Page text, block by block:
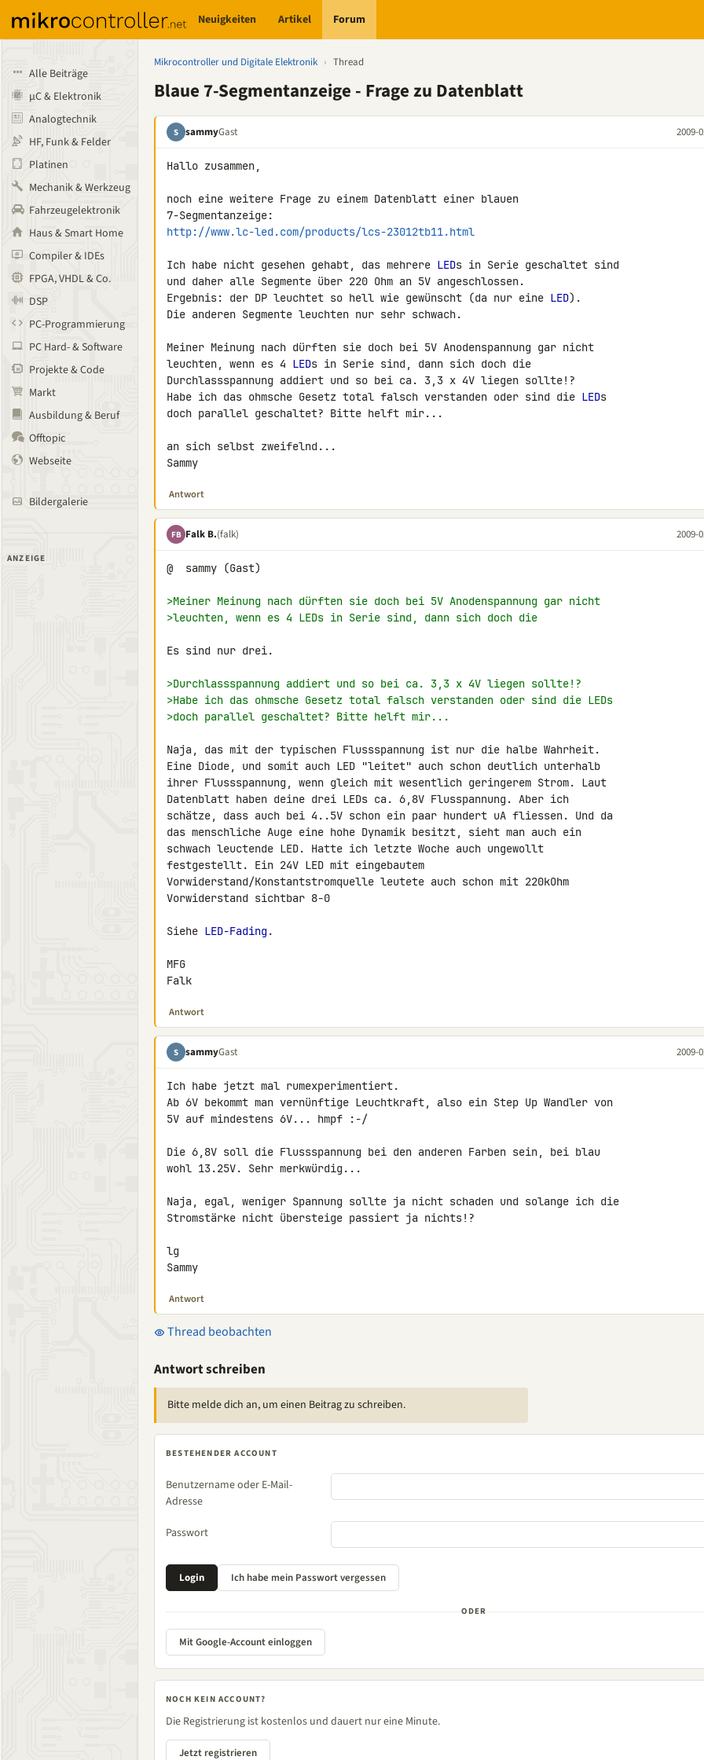
Neuigkeiten Artikel Forum
Alle Beiträge
µC & Elektronik
Analogtechnik
HF, Funk & Felder
Platinen
Mechanik & Werkzeug
Fahrzeugelektronik
Haus & Smart Home
Compiler & IDEs
FPGA, VHDL & Co.
DSP
PC-Programmierung
PC Hard- & Software
Projekte & Code
Markt
Ausbildung & Beruf
Offtopic
Webseite
Bildergalerie
ANZEIGE
Mikrocontroller und Digitale Elektronik › Thread
Blaue 7-Segmentanzeige - Frage zu Datenblatt
S sammyGast 2009-
Hallo zusammen,
noch eine weitere Frage zu einem Datenblatt einer blauen
http://www.lc-led.com/products/lcs-23012tb11.html
Ich habe nicht gesehen gehabt, das mehrere LEDs in Serie geschaltet sind
und daher alle Segmente über 220 Ohm an 5V angeschlossen.
Ergebnis: der DP leuchtet so hell wie gewünscht (da nur eine LED).
Die anderen Segmente leuchten nur sehr schwach.
Meiner Meinung nach dürften sie doch bei 5V Anodenspannung gar nicht
leuchten, wenn es 4 LEDs in Serie sind, dann sich doch die
Durchlassspannung addiert und so bei ca. 3,3 x 4V liegen sollte!?
Habe ich das ohmsche Gesetz total falsch verstanden oder sind die LEDs
doch parallel geschaltet? Bitte helft mir...
an sich selbst zweifelnd...
Sammy
Antwort
FB Falk B.(falk) 2009-
@  sammy (Gast)
>Meiner Meinung nach dürften sie doch bei 5V Anodenspannung gar nicht
>leuchten, wenn es 4 LEDs in Serie sind, dann sich doch die
Es sind nur drei.
>Durchlassspannung addiert und so bei ca. 3,3 x 4V liegen sollte!?
>Habe ich das ohmsche Gesetz total falsch verstanden oder sind die LEDs
>doch parallel geschaltet? Bitte helft mir...
Naja, das mit der typischen Flussspannung ist nur die halbe Wahrheit.
Eine Diode, und somit auch LED "leitet" auch schon deutlich unterhalb
ihrer Flussspannung, wenn gleich mit wesentlich geringerem Strom. Laut
Datenblatt haben deine drei LEDs ca. 6,8V Flusspannung. Aber ich
schätze, dass auch bei 4..5V schon ein paar hundert uA fliessen. Und da
das menschliche Auge eine hohe Dynamik besitzt, sieht man auch ein
schwach leuctende LED. Hatte ich letzte Woche auch ungewollt
festgestellt. Ein 24V LED mit eingebautem
Vorwiderstand/Konstantstromquelle leutete auch schon mit 220kOhm
Vorwiderstand sichtbar 8-0
Siehe LED-Fading.
MFG
Falk
Antwort
S sammyGast 2009-
Ich habe jetzt mal rumexperimentiert.
Ab 6V bekommt man vernünftige Leuchtkraft, also ein Step Up Wandler von
5V auf mindestens 6V... hmpf :-/
Die 6,8V soll die Flussspannung bei den anderen Farben sein, bei blau
wohl 13.25V. Sehr merkwürdig...
Naja, egal, weniger Spannung sollte ja nicht schaden und solange ich die
Stromstärke nicht übersteige passiert ja nichts!?
lg
Sammy
Antwort
Thread beobachten
Antwort schreiben
Bitte melde dich an, um einen Beitrag zu schreiben.
BESTEHENDER ACCOUNT
Benutzername oder E-Mail-
Adresse
Passwort
ODER
Mit Google-Account einloggen
NOCH KEIN ACCOUNT?
Die Registrierung ist kostenlos und dauert nur eine Minute.
Jetzt registrieren